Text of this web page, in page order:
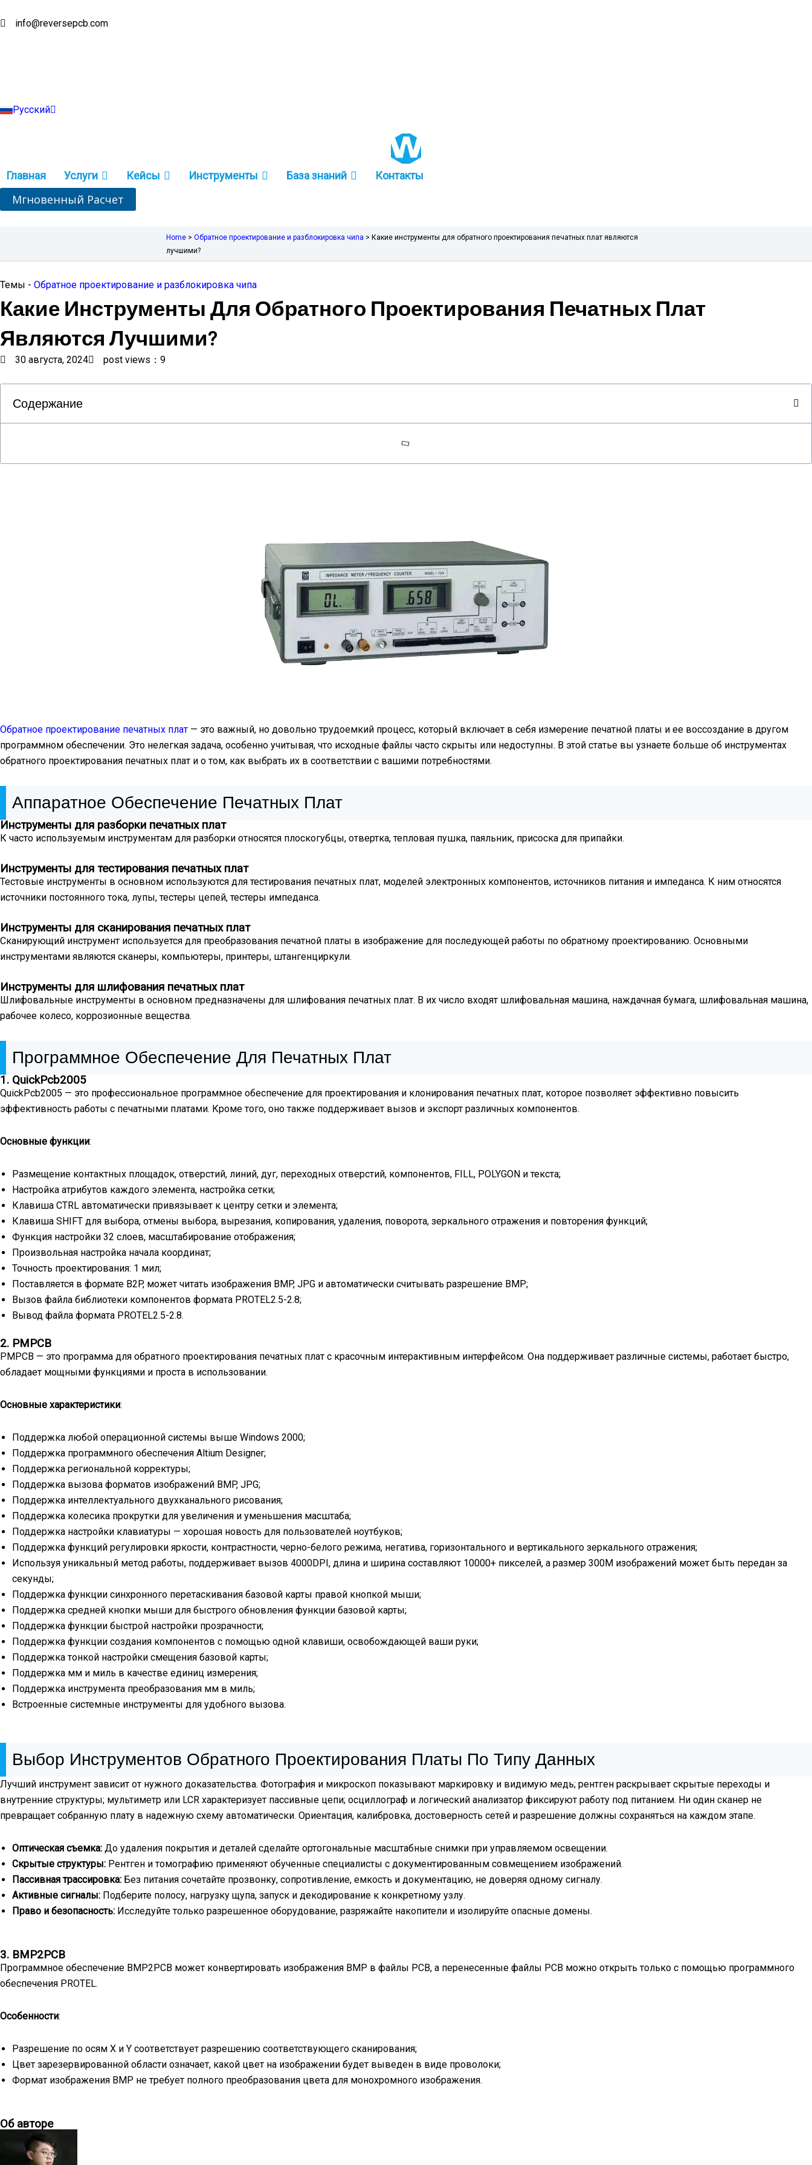
к
info@reversepcb.com
Русский
English
Indonesia
Главная Услуги Кейсы Инструменты База знаний Контакты
Мгновенный Расчет
Home >Обратное проектирование и разблокировка чипа > Какие инструменты для обратного проектирования печатных плат являются
лучшими?
Темы - Обратное проектирование и разблокировка чипа
Какие Инструменты Для Обратного Проектирования Печатных Плат
Являются Лучшими?
30 августа, 2024 post views：9
Содержание
Обратное проектирование печатных плат — это важный, но довольно трудоемкий процесс, который включает в себя измерение печатной платы и ее воссоздание в другом
программном обеспечении. Это нелегкая задача, особенно учитывая, что исходные файлы часто скрыты или недоступны. В этой статье вы узнаете больше об инструментах
обратного проектирования печатных плат и о том, как выбрать их в соответствии с вашими потребностями.
Аппаратное Обеспечение Печатных Плат
Инструменты для разборки печатных плат
К часто используемым инструментам для разборки относятся плоскогубцы, отвертка, тепловая пушка, паяльник, присоска для припайки.
Инструменты для тестирования печатных плат
Тестовые инструменты в основном используются для тестирования печатных плат, моделей электронных компонентов, источников питания и импеданса. К ним относятся
источники постоянного тока, лупы, тестеры цепей, тестеры импеданса.
Инструменты для сканирования печатных плат
Сканирующий инструмент используется для преобразования печатной платы в изображение для последующей работы по обратному проектированию. Основными
инструментами являются сканеры, компьютеры, принтеры, штангенциркули.
Инструменты для шлифования печатных плат
Шлифовальные инструменты в основном предназначены для шлифования печатных плат. В их число входят шлифовальная машина, наждачная бумага, шлифовальная машина,
рабочее колесо, коррозионные вещества.
Программное Обеспечение Для Печатных Плат
1. QuickPcb2005
QuickPcb2005 — это профессиональное программное обеспечение для проектирования и клонирования печатных плат, которое позволяет эффективно повысить
эффективность работы с печатными платами. Кроме того, оно также поддерживает вызов и экспорт различных компонентов.
Основные функции:
Размещение контактных площадок, отверстий, линий, дуг, переходных отверстий, компонентов, FILL, POLYGON и текста;
Настройка атрибутов каждого элемента, настройка сетки;
Клавиша CTRL автоматически привязывает к центру сетки и элемента;
Клавиша SHIFT для выбора, отмены выбора, вырезания, копирования, удаления, поворота, зеркального отражения и повторения функций;
Функция настройки 32 слоев, масштабирование отображения;
Произвольная настройка начала координат;
Точность проектирования: 1 мил;
Поставляется в формате B2P, может читать изображения BMP, JPG и автоматически считывать разрешение BMP;
Вызов файла библиотеки компонентов формата PROTEL2.5-2.8;
Вывод файла формата PROTEL2.5-2.8.
2. PMPCB
PMPCB — это программа для обратного проектирования печатных плат с красочным интерактивным интерфейсом. Она поддерживает различные системы, работает быстро,
обладает мощными функциями и проста в использовании.
Основные характеристики:
Поддержка любой операционной системы выше Windows 2000;
Поддержка программного обеспечения Altium Designer;
Поддержка региональной корректуры;
Поддержка вызова форматов изображений BMP, JPG;
Поддержка интеллектуального двухканального рисования;
Поддержка колесика прокрутки для увеличения и уменьшения масштаба;
Поддержка настройки клавиатуры — хорошая новость для пользователей ноутбуков;
Поддержка функций регулировки яркости, контрастности, черно-белого режима, негатива, горизонтального и вертикального зеркального отражения;
Используя уникальный метод работы, поддерживает вызов 4000DPI, длина и ширина составляют 10000+ пикселей, а размер 300M изображений может быть передан за
секунды;
Поддержка функции синхронного перетаскивания базовой карты правой кнопкой мыши;
Поддержка средней кнопки мыши для быстрого обновления функции базовой карты;
Поддержка функции быстрой настройки прозрачности;
Поддержка функции создания компонентов с помощью одной клавиши, освобождающей ваши руки;
Поддержка тонкой настройки смещения базовой карты;
Поддержка мм и миль в качестве единиц измерения;
Поддержка инструмента преобразования мм в миль;
Встроенные системные инструменты для удобного вызова.
Выбор Инструментов Обратного Проектирования Платы По Типу Данных
Лучший инструмент зависит от нужного доказательства. Фотография и микроскоп показывают маркировку и видимую медь; рентген раскрывает скрытые переходы и
внутренние структуры; мультиметр или LCR характеризует пассивные цепи; осциллограф и логический анализатор фиксируют работу под питанием. Ни один сканер не
превращает собранную плату в надежную схему автоматически. Ориентация, калибровка, достоверность сетей и разрешение должны сохраняться на каждом этапе.
Оптическая съемка: До удаления покрытия и деталей сделайте ортогональные масштабные снимки при управляемом освещении.
Скрытые структуры: Рентген и томографию применяют обученные специалисты с документированным совмещением изображений.
Пассивная трассировка: Без питания сочетайте прозвонку, сопротивление, емкость и документацию, не доверяя одному сигналу.
Активные сигналы: Подберите полосу, нагрузку щупа, запуск и декодирование к конкретному узлу.
Право и безопасность: Исследуйте только разрешенное оборудование, разряжайте накопители и изолируйте опасные домены.
3. BMP2PCB
Программное обеспечение BMP2PCB может конвертировать изображения BMP в файлы PCB, а перенесенные файлы PCB можно открыть только с помощью программного
обеспечения PROTEL.
Особенности:
Разрешение по осям X и Y соответствует разрешению соответствующего сканирования;
Цвет зарезервированной области означает, какой цвет на изображении будет выведен в виде проволоки;
Формат изображения BMP не требует полного преобразования цвета для монохромного изображения.
Об авторе